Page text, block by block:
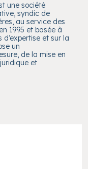
une société
syndic de
au service des
1995 et basée à
d’expertise et sur la
un
de la mise en
et